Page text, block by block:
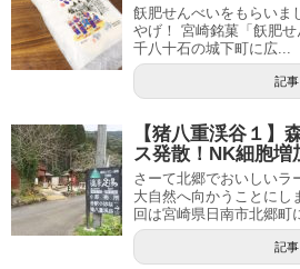
飫肥せんべいをもらいま
やげ！ 宮崎銘菓「飫肥
千八十石の城下町に広...
記
【猪八重渓谷１】
ス発散！NK細胞増
さーて北郷でおいしいラ
大自然へ向かうことにし
回は宮崎県日南市北郷町
記